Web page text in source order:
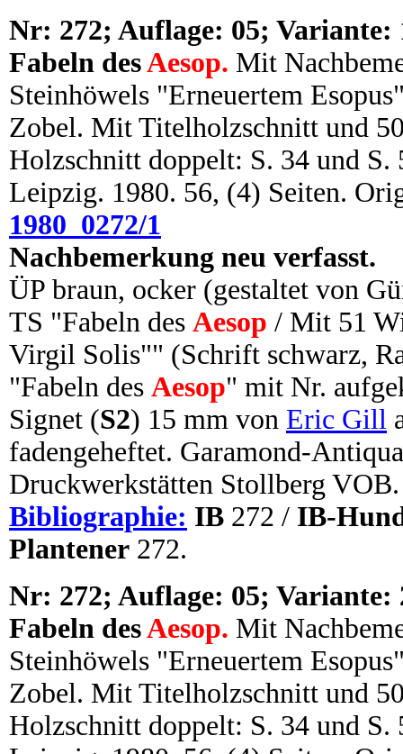
Nr: 272; Auflage: 05; Variante:
Fabeln desAesop. Mit
Steinhöwels "Erneuertem
Zobel. Mit Titelholzschnitt und
Holzschnitt doppelt: S. 34 und
Leipzig. 1980. 56, (4) Seiten.
1980_0272/1
Nachbemerkung neu verfasst.
ÜP braun, ocker (gestaltet von
TS "Fabeln des Aesop / Mit 51
Virgil Solis"" (Schrift schwarz,
"Fabeln des Aesop" mit Nr.
Signet (S2) 15 mm von Eric Gill
fadengeheftet. Garamond-
Druckwerkstätten Stollberg VOB.
Bibliographie: IB 272 / IB-
Plantener 272.
Nr: 272; Auflage: 05; Variante:
Fabeln desAesop. Mit
Steinhöwels "Erneuertem
Zobel. Mit Titelholzschnitt und
Holzschnitt doppelt: S. 34 und